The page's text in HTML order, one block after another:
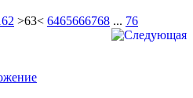
62 >63< 6465666768 ... 76